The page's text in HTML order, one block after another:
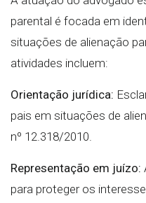
parental é focada em
situações de alienação
atividades incluem:
Orientação jurídica:
pais em situações de
nº 12.318/2010.
Representação em juízo:
para proteger os